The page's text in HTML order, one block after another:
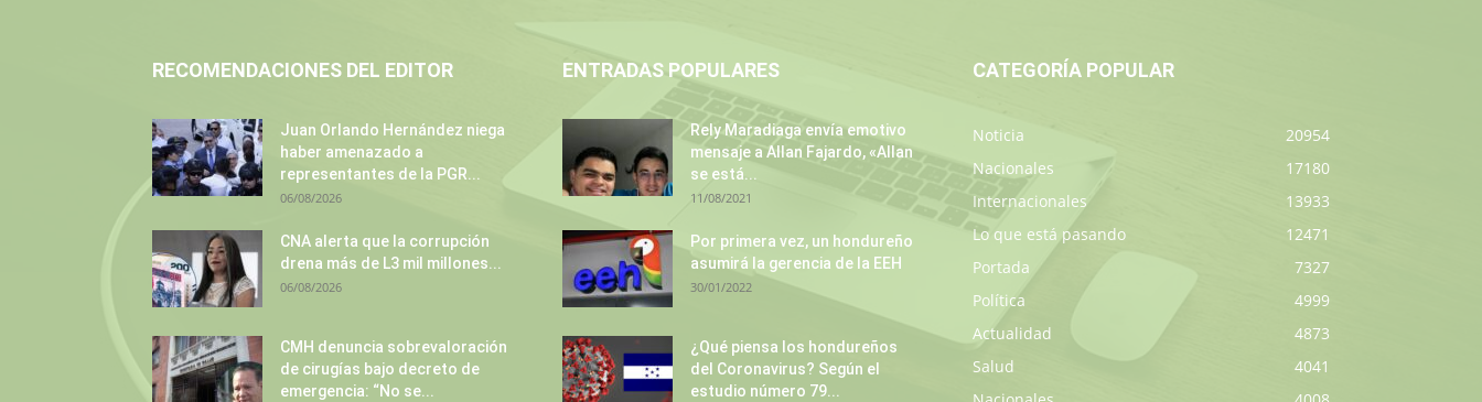
RECOMENDACIONES DEL EDITOR
Juan Orlando Hernández niega
haber amenazado a
representantes de la PGR...
06/08/2026
CNA alerta que la corrupción
drena más de L3 mil millones...
06/08/2026
CMH denuncia sobrevaloración
de cirugías bajo decreto de
emergencia: “No se...
ENTRADAS POPULARES
Rely Maradiaga envía emotivo
mensaje a Allan Fajardo, «Allan
se está...
11/08/2021
Por primera vez, un hondureño
asumirá la gerencia de la EEH
30/01/2022
¿Qué piensa los hondureños
del Coronavirus? Según el
estudio número 79...
CATEGORÍA POPULAR
Noticia
20954
Nacionales
17180
Internacionales
13933
Lo que está pasando
12471
Portada
7327
Política
4999
Actualidad
4873
Salud
4041